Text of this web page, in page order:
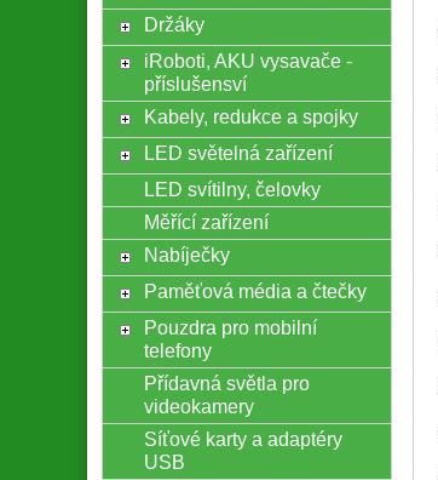
Držáky
iRoboti, AKU vysavače -
příslušensví
Kabely, redukce a spojky
LED světelná zařízení
LED svítilny, čelovky
Měřící zařízení
Nabíječky
Paměťová média a čtečky
Pouzdra pro mobilní
telefony
Přídavná světla pro
videokamery
Síťové karty a adaptéry
USB